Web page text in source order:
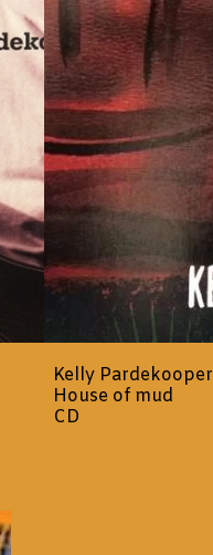
Kelly Pardekooper
House of mud
CD